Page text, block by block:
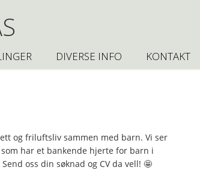
DIVERSE INFO KONTAKT
og friluftsliv sammen med barn. Vi ser
har et bankende hjerte for barn i
oss din søknad og CV da vell! 🤩